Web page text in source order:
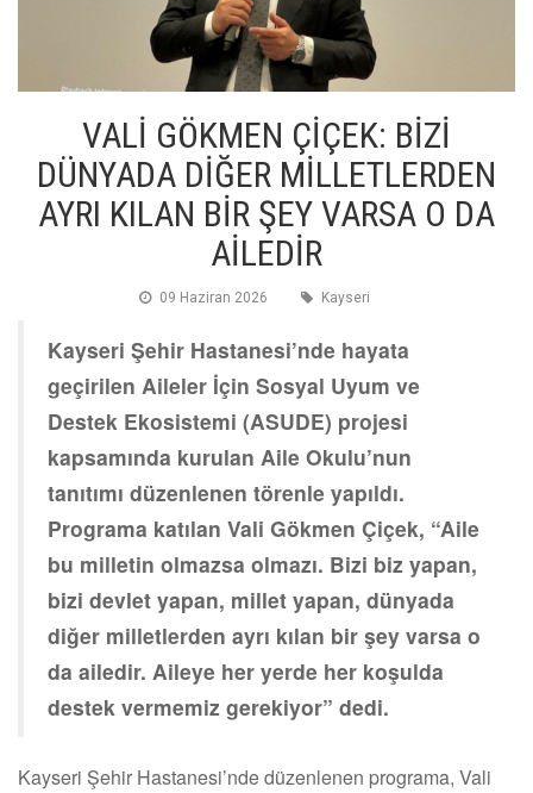
VALİ GÖKMEN ÇİÇEK: BİZİ
DÜNYADA DİĞER MİLLETLERDEN
AYRI KILAN BİR ŞEY VARSA O DA
AİLEDİR
09 Haziran 2026 Kayseri
Kayseri Şehir Hastanesi’nde hayata
geçirilen Aileler İçin Sosyal Uyum ve
Destek Ekosistemi (ASUDE) projesi
kapsamında kurulan Aile Okulu’nun
tanıtımı düzenlenen törenle yapıldı.
Programa katılan Vali Gökmen Çiçek, “Aile
bu milletin olmazsa olmazı. Bizi biz yapan,
bizi devlet yapan, millet yapan, dünyada
diğer milletlerden ayrı kılan bir şey varsa o
da ailedir. Aileye her yerde her koşulda
destek vermemiz gerekiyor” dedi.
Kayseri Şehir Hastanesi’nde düzenlenen programa, Vali